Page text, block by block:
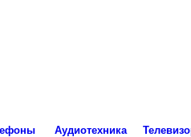
Аудиотехника